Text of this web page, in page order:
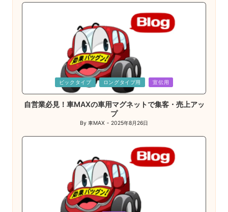
in
ビックタイプ ロングタイプ用 宣伝用
自営業必見！車MAXの車用マグネットで集客・売上アッ
プ
Posted
By 車MAX 2025年8月26日